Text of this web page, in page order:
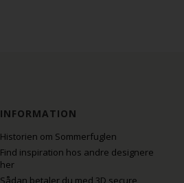
INFORMATION
Historien om Sommerfuglen
Find inspiration hos andre designere
her
Sådan betaler du med 3D secure